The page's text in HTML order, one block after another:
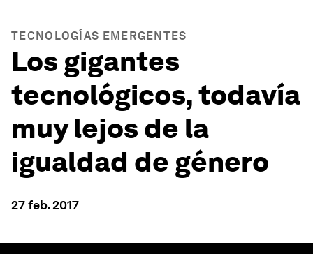
TECNOLOGÍAS EMERGENTES
Los gigantes
tecnológicos, todavía
muy lejos de la
igualdad de género
27 feb. 2017